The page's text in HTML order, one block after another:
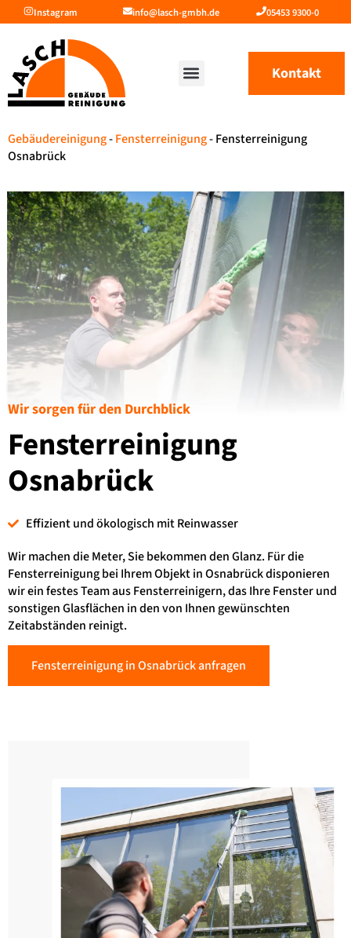
Instagram info@lasch-gmbh.de 05453 9300-0
Kontakt
Gebäudereinigung-Fensterreinigung-Fensterreinigung
Osnabrück
Wir sorgen für den Durchblick
Fensterreinigung
Osnabrück
Effizient und ökologisch mit Reinwasser
Wir machen die Meter, Sie bekommen den Glanz. Für die
Fensterreinigung bei Ihrem Objekt in Osnabrück disponieren
wir ein festes Team aus Fensterreinigern, das Ihre Fenster und
sonstigen Glasflächen in den von Ihnen gewünschten
Zeitabständen reinigt.
Fensterreinigung in Osnabrück anfragen